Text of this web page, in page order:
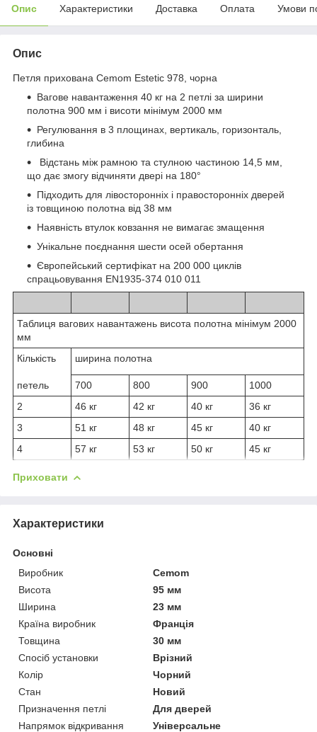
Опис Характеристики Доставка Оплата Умови
Опис
Петля прихована Cemom Estetic 978, чорна
Вагове навантаження 40 кг на 2 петлі за ширини
полотна 900 мм і висоти мінімум 2000 мм
Регулювання в 3 площинах, вертикаль, горизонталь,
глибина
Відстань між рамною та стулною частиною 14,5 мм,
що дає змогу відчиняти двері на 180°
Підходить для лівосторонніх і правосторонніх дверей
із товщиною полотна від 38 мм
Наявність втулок ковзання не вимагає змащення
Унікальне поєднання шести осей обертання
Європейський сертифікат на 200 000 циклів
спрацьовування EN1935-374 010 011
Таблиця вагових навантажень висота полотна мінімум 2000
мм
Кількість
петель
ширина полотна
700 800 900
1000
2
46 кг 42 кг 40 кг
36 кг
3
51 кг 48 кг 45 кг
40 кг
4
57 кг 53 кг 50 кг 45 кг
Приховати
Характеристики
Основні
Виробник
Cemom
Висота
95 мм
Ширина
23 мм
Країна виробник
Франція
Товщина
30 мм
Спосіб установки
Врізний
Колір
Чорний
Стан
Новий
Призначення петлі
Для дверей
Напрямок відкривання
Універсальне